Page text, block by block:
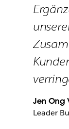
Jen Ong
Leader